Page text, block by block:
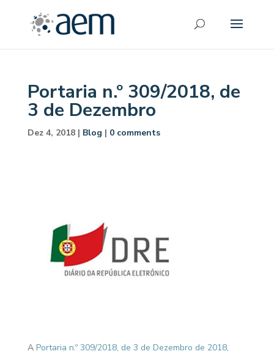
Portaria n.º 309/2018, de
3 de Dezembro
Dez 4, 2018| Blog | 0 comments
A Portaria n.º 309/2018, de 3 de Dezembro de 2018,